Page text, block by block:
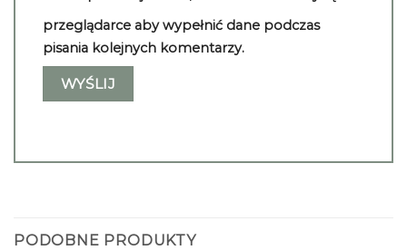
przeglądarce aby wypełnić dane podczas
pisania kolejnych komentarzy.
PODOBNE PRODUKTY